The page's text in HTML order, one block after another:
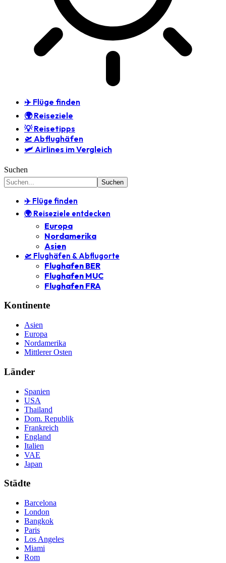
✈️ Flüge finden
🌍 Reiseziele
💡 Reisetipps
🛫 Abflughäfen
🛩️ Airlines im Vergleich
Suchen
✈️ Flüge finden
🌍 Reiseziele entdecken
Europa
Nordamerika
Asien
🛫 Flughäfen & Abflugorte
Flughafen BER
Flughafen MUC
Flughafen FRA
Kontinente
Asien
Europa
Nordamerika
Mittlerer Osten
Länder
Spanien
USA
Thailand
Dom. Republik
Frankreich
England
Italien
VAE
Japan
Städte
Barcelona
London
Bangkok
Paris
Los Angeles
Miami
Rom